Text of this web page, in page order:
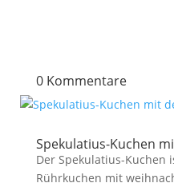
0 Kommentare
Spekulatius-Kuchen
Der Spekulatius-Kuchen
Rührkuchen mit